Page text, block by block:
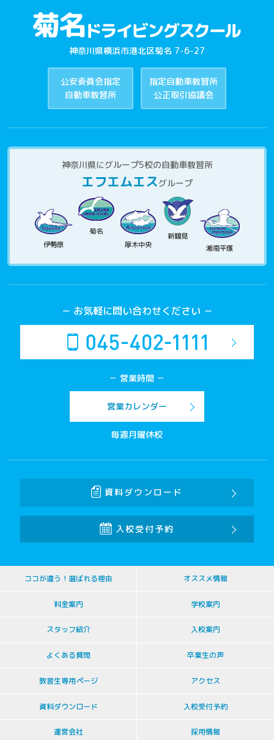
神奈川県横浜市港北区菊名 7-6-27
公安委員会指定
自動車教習所
指定自動車教習所
公正取引協議会
神奈川県にグループ5校の自動車教習所
エフエムエスグループ
伊勢原
菊名
厚木中央
新鶴見
湘南平塚
－ お気軽に問い合わせください －
－ 営業時間 －
営業カレンダー
毎週月曜休校
資料ダウンロード
入校受付予約
ココが違う！選ばれる理由 オススメ情報
料金案内 学校案内
スタッフ紹介 入校案内
よくある質問 卒業生の声
教習生専用ページ アクセス
資料ダウンロード 入校受付予約
運営会社 採用情報